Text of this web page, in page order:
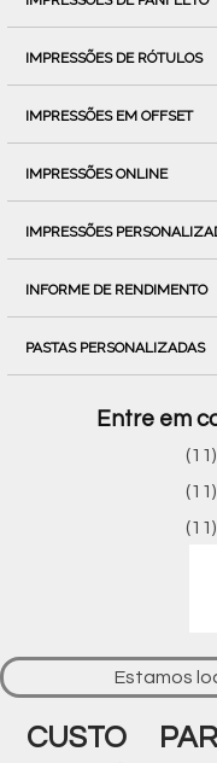
IMPRESSÕES DE RÓTULOS
IMPRESSÕES EM OFFSET
IMPRESSÕES ONLINE
IMPRESSÕES
INFORME DE RENDIMENTO
PASTAS PERSONALIZADAS
Entre em
(11)
(11)
(11)
Estamos
CUSTO